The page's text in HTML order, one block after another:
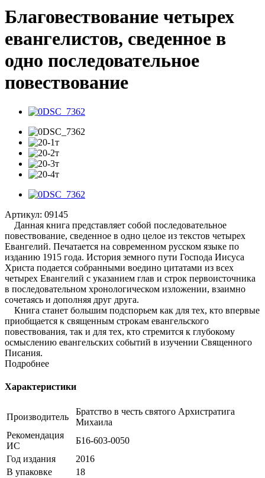
Благовествование четырех
евангелистов, сведенное в
одно последовательное
повествование
Артикул: 09145
Данная книга представляет собой последовательное
повествование, сведенное в одно целое из текстов четырех
Евангелий. Печатается на современном русском языке по
изданию 1915 года. История земного пути Господа Иисуса
Христа подается собранными воедино цитатами из всех
четырех Евангелий с указанием глав и строк первоисточника
в последовательном хронологическом изложении, взаимно
сочетаясь и дополняя друг друга.
Книга станет большим подспорьем как для тех, кто впервые
приобщается к священным строкам евангельского
повествования, так и для тех, кто стремится к глубокому
осмыслению евангельских событий в изучении Священного
Писания.
Подробнее
Характеристики
Производитель
Братство в честь святого Архистратига
Михаила
Рекомендация
ИС
Б16-603-0050
Год издания
2016
В упаковке
18